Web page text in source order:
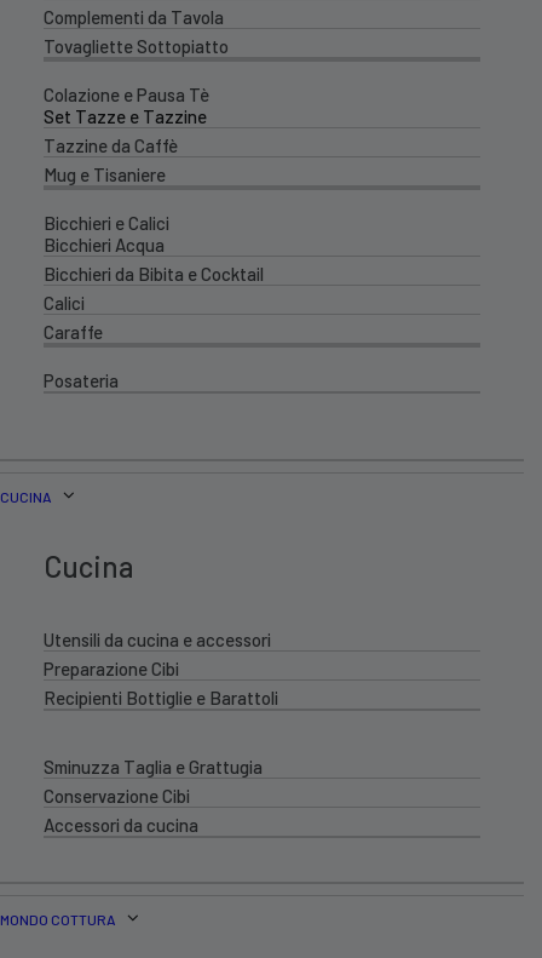
Complementi da Tavola
Tovagliette Sottopiatto
Colazione e Pausa Tè
Set Tazze e Tazzine
Tazzine da Caffè
Mug e Tisaniere
Bicchieri e Calici
Bicchieri Acqua
Bicchieri da Bibita e Cocktail
Calici
Caraffe
Posateria
CUCINA
Cucina
Utensili da cucina e accessori
Preparazione Cibi
Recipienti Bottiglie e Barattoli
Sminuzza Taglia e Grattugia
Conservazione Cibi
Accessori da cucina
MONDO COTTURA